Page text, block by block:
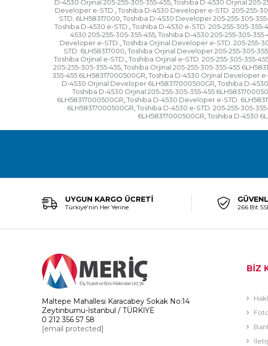
D-4530 Orjinal 205-255-305-355-455, Toshiba D-4530 Orjinal 205-
Developer e-STD. , Toshiba D-4530 Developer e-STD. 205-255-
STD. 6LH58317000, Toshiba D-4530 Developer 205-255-305-
Toshiba D-4530 e-STD. , Toshiba D-4530 e-STD. 205-255-305-355-
4530 205-255-305-355-455, Toshiba D-4530 205-255-305-
Developer e-STD. , Toshiba Orjinal Developer e-STD. 205-255-
STD. 6LH58317000, Toshiba Orjinal Developer 205-255-305-
Toshiba Orjinal e-STD. , Toshiba Orjinal e-STD. 205-255-305-355-
205-255-305-355-455, Toshiba Orjinal 205-255-305-355-455
355-455 6LH58317000500GR, Toshiba D-4530 Orjinal Developer
D-4530 Orjinal Developer 6LH58317000500GR, Toshiba D-
Toshiba D-4530 Orjinal 205-255-305-355-455
6LH58317000500GR, Toshiba D-4530 Developer e-STD.
6LH58317000500GR, Toshiba D-4530 e-STD. 205-255-305-
6LH58317000500GR, Toshiba D-4530
UYGUN KARGO ÜCRETİ
Türkiye'nin Her Yerine 266 Bit
Maltepe Mahallesi Karacabey Sokak No:14
Zeytinburnu-İstanbul / TÜRKİYE
0 212 356 57 58
[email protected]
BİZ